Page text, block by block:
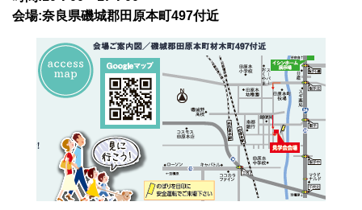
会場:奈良県磯城郡田原本町497付近